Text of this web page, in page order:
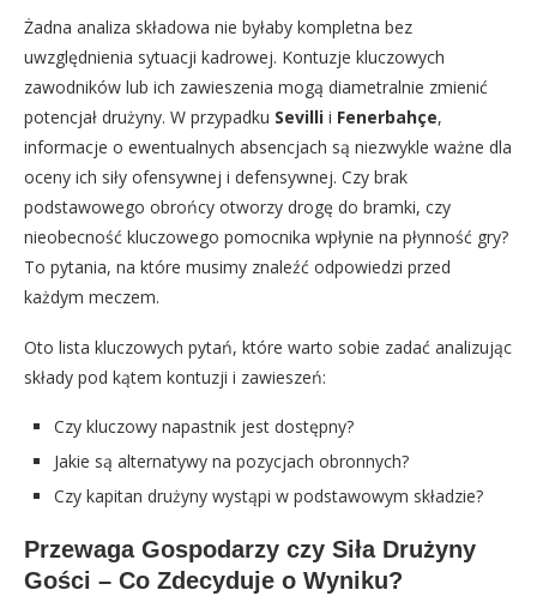
Żadna analiza składowa nie byłaby kompletna bez
uwzględnienia sytuacji kadrowej. Kontuzje kluczowych
zawodników lub ich zawieszenia mogą diametralnie zmienić
potencjał drużyny. W przypadku Sevilli i Fenerbahçe,
informacje o ewentualnych absencjach są niezwykle ważne dla
oceny ich siły ofensywnej i defensywnej. Czy brak
podstawowego obrońcy otworzy drogę do bramki, czy
nieobecność kluczowego pomocnika wpłynie na płynność gry?
To pytania, na które musimy znaleźć odpowiedzi przed
każdym meczem.
Oto lista kluczowych pytań, które warto sobie zadać analizując
składy pod kątem kontuzji i zawieszeń:
Czy kluczowy napastnik jest dostępny?
Jakie są alternatywy na pozycjach obronnych?
Czy kapitan drużyny wystąpi w podstawowym składzie?
Przewaga Gospodarzy czy Siła Drużyny
Gości – Co Zdecyduje o Wyniku?